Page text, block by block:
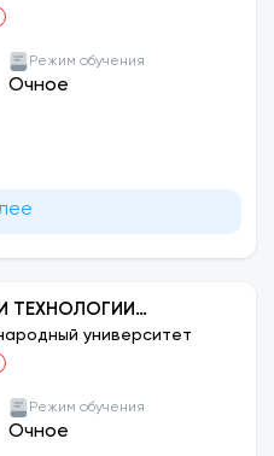
Режим обучения
Очное
ТЕХНОЛОГИИ
(ПОуниверситет
Режим обучения
Очное